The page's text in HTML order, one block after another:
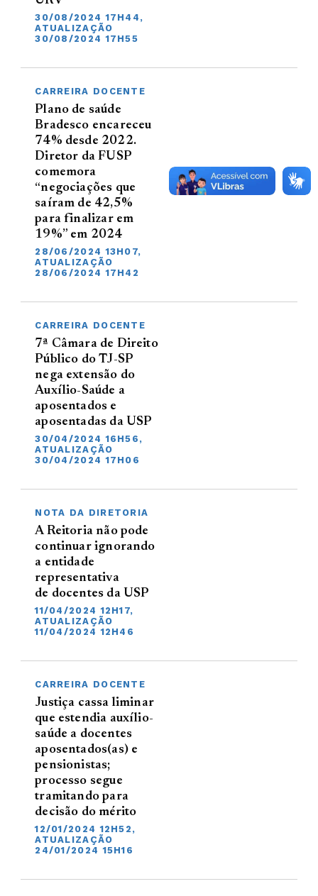
30/08/2024 17H44,
ATUALIZAÇÃO
30/08/2024 17H55
CARREIRA DOCENTE
Plano de saúde
Bradesco encareceu
74% desde 2022.
Diretor da FUSP
comemora
“negociações que
saíram de 42,5%
para finalizar em
19%” em 2024
28/06/2024 13H07,
ATUALIZAÇÃO
28/06/2024 17H42
CARREIRA DOCENTE
7ª Câmara de Direito
Público do TJ-SP
nega extensão do
Auxílio-Saúde a
aposentados e
aposentadas da USP
30/04/2024 16H56,
ATUALIZAÇÃO
30/04/2024 17H06
NOTA DA DIRETORIA
A Reitoria não pode
continuar ignorando
a entidade
representativa
de docentes da USP
11/04/2024 12H17,
ATUALIZAÇÃO
11/04/2024 12H46
CARREIRA DOCENTE
Justiça cassa liminar
que estendia auxílio-
saúde a docentes
aposentados(as) e
pensionistas;
processo segue
tramitando para
decisão do mérito
12/01/2024 12H52,
ATUALIZAÇÃO
24/01/2024 15H16